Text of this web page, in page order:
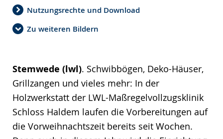
Nutzungsrechte und Download
Zu weiteren Bildern
Stemwede (lwl). Schwibbögen, Deko-Häuser,
Grillzangen und vieles mehr: In der
Holzwerkstatt der LWL-Maßregelvollzugsklinik
Schloss Haldem laufen die Vorbereitungen auf
die Vorweihnachtszeit bereits seit Wochen.